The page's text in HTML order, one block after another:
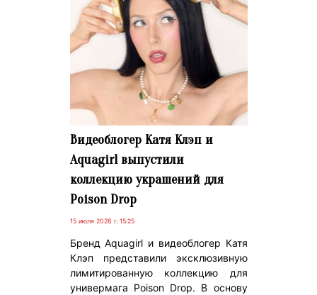
Видеоблогер Катя Клэп и
Аquagirl выпустили
коллекцию украшений для
Poison Drop
15 июля 2026 г. 15:25
Бренд Aquagirl и видеоблогер Катя
Клэп представили эксклюзивную
лимитированную коллекцию для
универмага Poison Drop. В основу